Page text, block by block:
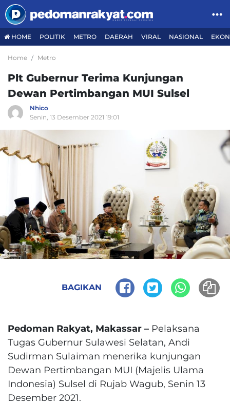
HOME POLITIK METRO DAERAH VIRAL NASIONAL
Home Metro
Plt Gubernur Terima Kunjungan
Dewan Pertimbangan MUI Sulsel
Nhico
Senin, 13 Desember 2021 19:01
BAGIKAN
Pedoman Rakyat, Makassar – Pelaksana
Tugas Gubernur Sulawesi Selatan, Andi
Sudirman Sulaiman menerika kunjungan
Dewan Pertimbangan MUI (Majelis Ulama
Indonesia) Sulsel di Rujab Wagub, Senin 13
Desember 2021.